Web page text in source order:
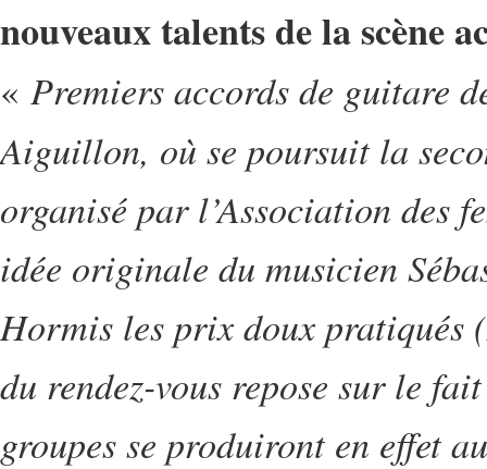
nouveaux talents de la scène
« Premiers accords de guitare
Aiguillon, où se poursuit la
organisé par l’Association des
idée originale du musicien
Hormis les prix doux pratiqués
du rendez-vous repose sur le
groupes se produiront en effet